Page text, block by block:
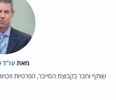
מאת‏עו"ד
שותף וחבר בקבוצת הסייבר, הפרטיות